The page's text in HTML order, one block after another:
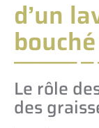
d’un
bouché
Le rôle
des